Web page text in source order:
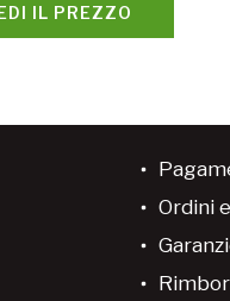
IL PREZZO
Ordini